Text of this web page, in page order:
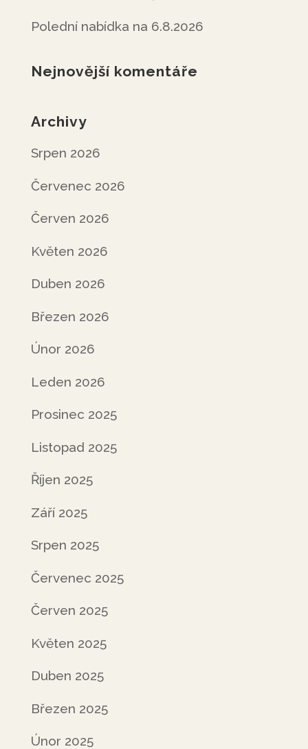
Polední nabídka na 6.8.2026
Nejnovější komentáře
Archivy
Srpen 2026
Červenec 2026
Červen 2026
Květen 2026
Duben 2026
Březen 2026
Únor 2026
Leden 2026
Prosinec 2025
Listopad 2025
Říjen 2025
Září 2025
Srpen 2025
Červenec 2025
Červen 2025
Květen 2025
Duben 2025
Březen 2025
Únor 2025